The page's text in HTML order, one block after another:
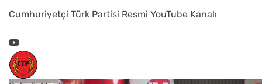
Cumhuriyetçi Türk Partisi Resmi YouTube Kanalı